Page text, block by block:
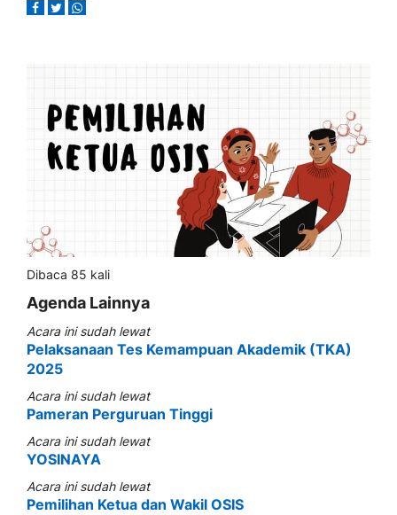
Dibaca 85 kali
Agenda Lainnya
Acara ini sudah lewat
Pelaksanaan Tes Kemampuan Akademik (TKA)
2025
Acara ini sudah lewat
Pameran Perguruan Tinggi
Acara ini sudah lewat
YOSINAYA
Acara ini sudah lewat
Pemilihan Ketua dan Wakil OSIS